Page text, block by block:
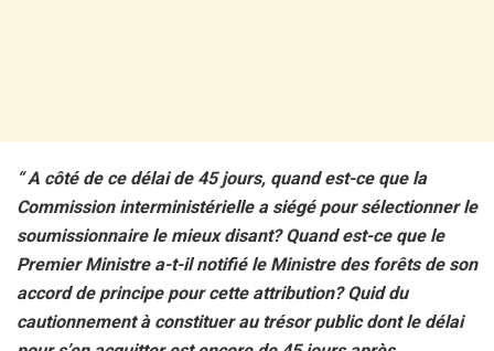
“ A côté de ce délai de 45 jours, quand est-ce que la
Commission interministérielle a siégé pour sélectionner le
soumissionnaire le mieux disant? Quand est-ce que le
Premier Ministre a-t-il notifié le Ministre des forêts de son
accord de principe pour cette attribution? Quid du
cautionnement à constituer au trésor public dont le délai